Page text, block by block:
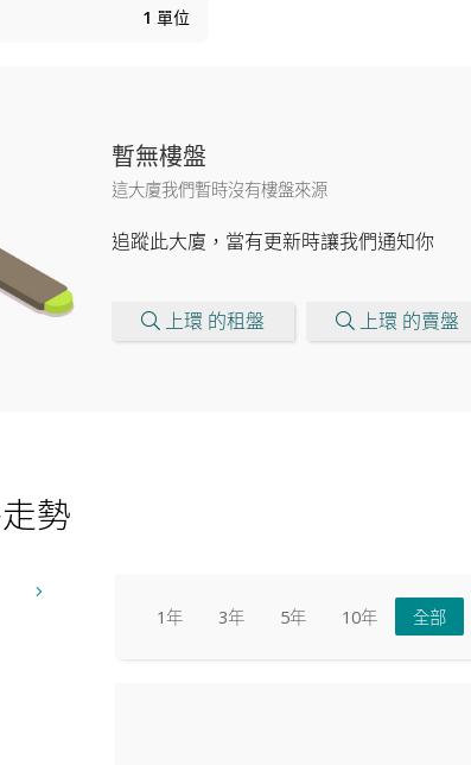
1 單位
暫無樓盤
這大廈我們暫時沒有樓盤來源
追蹤此大廈，當有更新時讓我們通知你
上環 的租盤 上環 的賣盤
勢
1年 3年 5年 10年 全部